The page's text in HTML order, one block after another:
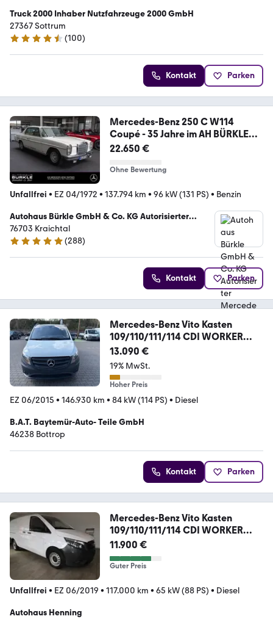
Truck 2000 Inhaber Nutzfahrzeuge 2000 GmbH
27367 Sottrum
4.4 Sterne
(100)
Kontakt Parken
Mercedes-Benz 250 C W114
Coupé - 35 Jahre im AH BÜRKLE
Besitz!
22.650 €
Ohne Bewertung
Unfallfrei • EZ 04/1972 • 137.794 km • 96 kW (131 PS) • Benzin
Autohaus Bürkle GmbH & Co. KG Autorisierter
Mercedes-Benz Verkauf&Service
76703 Kraichtal
4.9 Sterne
(288)
Kontakt Parken
Mercedes-Benz Vito Kasten
109/110/111/114 CDI WORKER
FWD lang
13.090 €
19% MwSt.
Hoher Preis
EZ 06/2015 • 146.930 km • 84 kW (114 PS) • Diesel
B.A.T. Baytemür-Auto- Teile GmbH
46238 Bottrop
Kontakt Parken
Mercedes-Benz Vito Kasten
109/110/111/114 CDI WORKER
FWD lang
11.900 €
Guter Preis
Unfallfrei • EZ 06/2019 • 117.000 km • 65 kW (88 PS) • Diesel
Autohaus Henning